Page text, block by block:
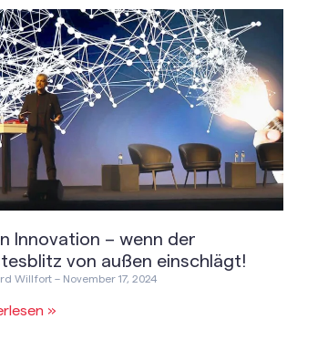
Innovation – wenn der
von außen einschlägt!
Willfort November 17, 2024
»